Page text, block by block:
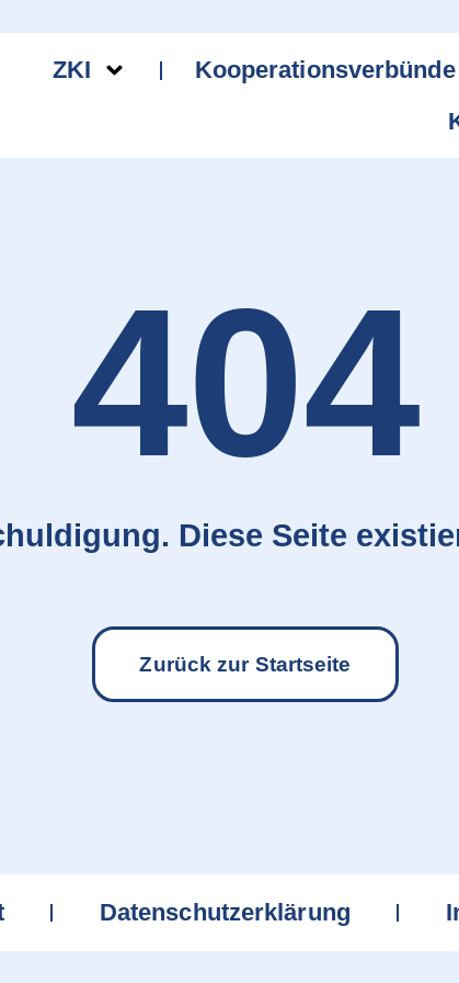
ZKI Kooperationsverbünde
404
Diese Seite
Zurück zur Startseite
Datenschutzerklärung